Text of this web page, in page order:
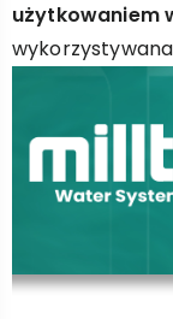
użytkowaniem